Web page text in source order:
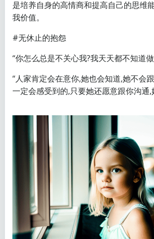
是培养自身的高情商和提高自己的思维
我价值。
#无休止的抱怨
“你怎么总是不关心我?我天天都不知道
“人家肯定会在意你,她也会知道,她不会
一定会感受到的,只要她还愿意跟你沟通,